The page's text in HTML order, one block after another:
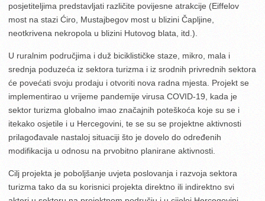
posjetiteljima predstavljati različite povijesne atrakcije (Eiffelov
most na stazi Ćiro, Mustajbegov most u blizini Čapljine,
neotkrivena nekropola u blizini Hutovog blata, itd.).
U ruralnim područjima i duž biciklističke staze, mikro, mala i
srednja poduzeća iz sektora turizma i iz srodnih privrednih sektora
će povećati svoju prodaju i otvoriti nova radna mjesta. Projekt se
implementirao u vrijeme pandemije virusa COVID-19, kada je
sektor turizma globalno imao značajnih poteškoća koje su se i
itekako osjetile i u Hercegovini, te se su se projektne aktivnosti
prilagođavale nastaloj situaciji što je dovelo do određenih
modifikacija u odnosu na prvobitno planirane aktivnosti.
Cilj projekta je poboljšanje uvjeta poslovanja i razvoja sektora
turizma tako da su korisnici projekta direktno ili indirektno svi